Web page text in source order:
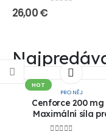
26,00€
HOT
PRO NĚJ
Cenforce 200 mg
Maximální síla
dokonalou erekci!!